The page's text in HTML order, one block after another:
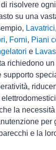
risolvere
su una
Lavatrici,
, Forni, Piani
e
richiedono
la
per
e la